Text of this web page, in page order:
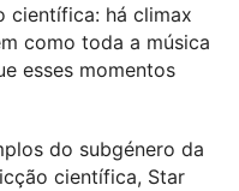
científica: há climax
como toda a música
esses momentos
do subgénero da
científica, Star